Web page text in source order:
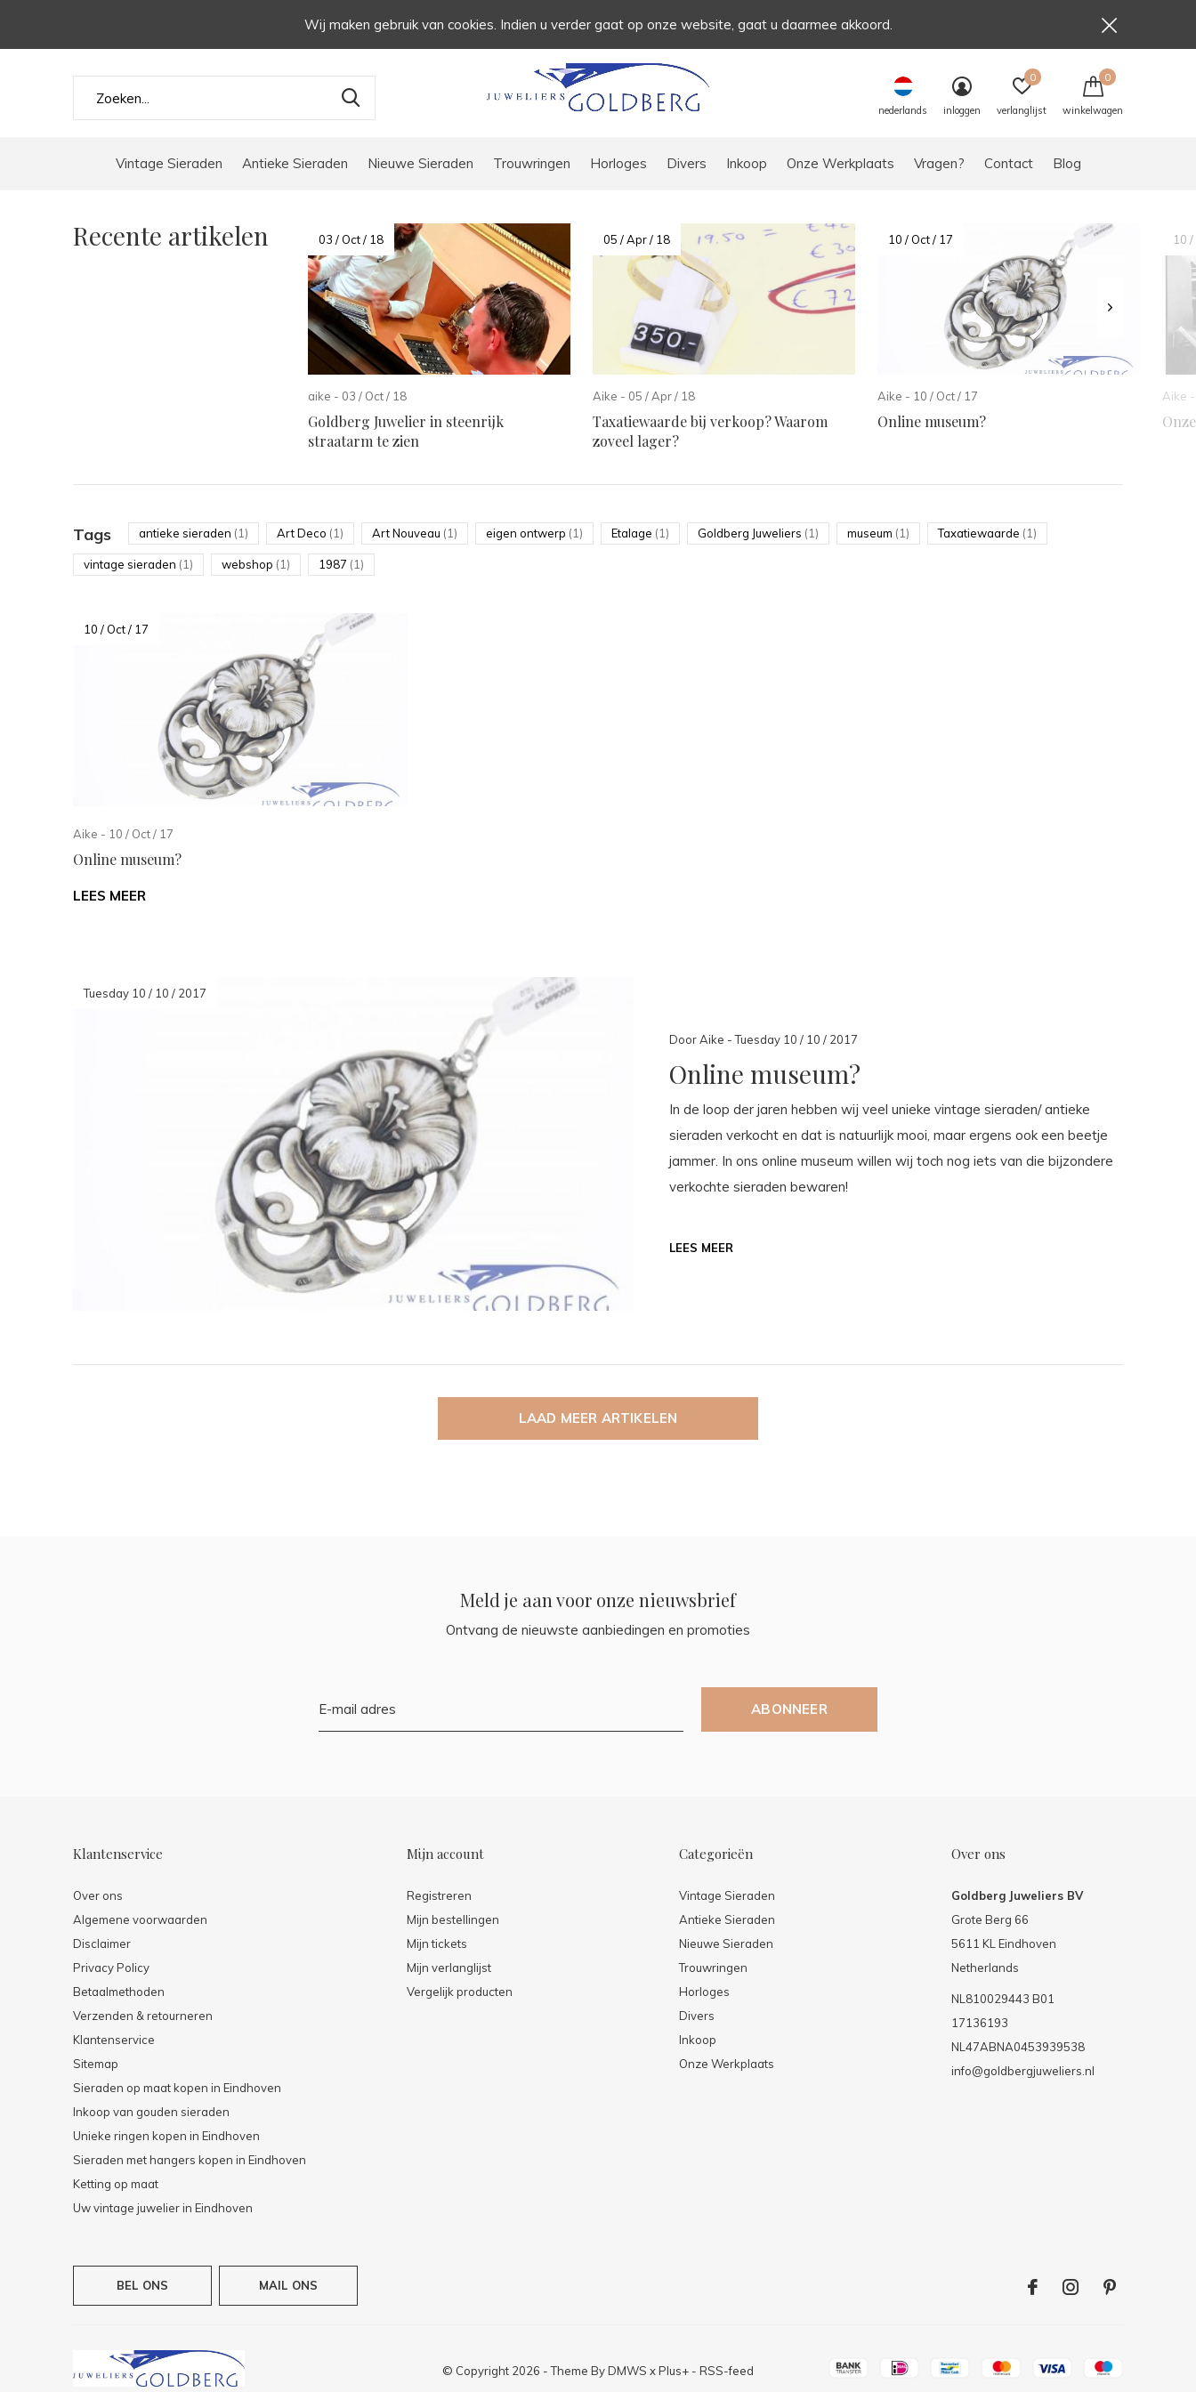
Vintage Sieraden Antieke Sieraden Nieuwe Sieraden Trouwringen Horloges Divers Inkoop Onze Werkplaats Vragen? Contact Blog
nederlands inloggen verlanglijst
0
winkelwagen
0
Wij maken gebruik van cookies. Indien u verder gaat op onze website, gaat u daarmee akkoord.
Recente artikelen 03 / Oct / 18
aike - 03 / Oct / 18
Goldberg Juwelier in steenrijk
straatarm te zien
05 / Apr / 18
Aike - 05 / Apr / 18
Taxatiewaarde bij verkoop? Waarom
zoveel lager?
10 / Oct / 17
Aike - 10 / Oct / 17
Online museum?
10
Aike
Tags antieke sieraden (1) Art Deco (1) Art Nouveau (1) eigen ontwerp (1) Etalage (1) Goldberg Juweliers (1) museum (1) Taxatiewaarde (1)
vintage sieraden (1) webshop (1) 1987 (1)
10 / Oct / 17
Aike - 10 / Oct / 17
Online museum?
LEES MEER
Tuesday 10 / 10 / 2017
Door Aike - Tuesday 10 / 10 / 2017
Online museum?
In de loop der jaren hebben wij veel unieke vintage sieraden/ antieke
sieraden verkocht en dat is natuurlijk mooi, maar ergens ook een beetje
jammer. In ons online museum willen wij toch nog iets van die bijzondere
verkochte sieraden bewaren!
LEES MEER
LAAD MEER ARTIKELEN
Meld je aan voor onze nieuwsbrief
Ontvang de nieuwste aanbiedingen en promoties
ABONNEER
Klantenservice
Over ons
Algemene voorwaarden
Disclaimer
Privacy Policy
Betaalmethoden
Verzenden & retourneren
Klantenservice
Sitemap
Sieraden op maat kopen in Eindhoven
Inkoop van gouden sieraden
Unieke ringen kopen in Eindhoven
Sieraden met hangers kopen in Eindhoven
Ketting op maat
Uw vintage juwelier in Eindhoven
Mijn account
Registreren
Mijn bestellingen
Mijn tickets
Mijn verlanglijst
Vergelijk producten
Categorieën
Vintage Sieraden
Antieke Sieraden
Nieuwe Sieraden
Trouwringen
Horloges
Divers
Inkoop
Onze Werkplaats
Over ons
Goldberg Juweliers BV
Grote Berg 66
5611 KL Eindhoven
Netherlands
NL810029443 B01
17136193
NL47ABNA0453939538
info@goldbergjuweliers.nl
BEL ONS MAIL ONS
© Copyright 2026 - Theme ByDMWS xPlus+ - RSS-feed